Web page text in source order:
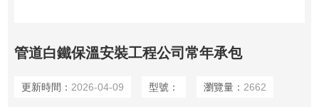
管道白鐵保溫安裝工程公司常年承包
更新時間： 2026-04-09 型號： 瀏覽量： 2662